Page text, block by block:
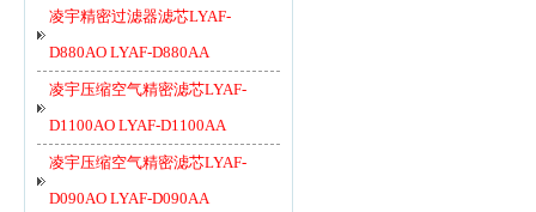
凌宇精密过滤器滤芯LYAF-
D880AO LYAF-D880AA
凌宇压缩空气精密滤芯LYAF-
D1100AO LYAF-D1100AA
凌宇压缩空气精密滤芯LYAF-
D090AO LYAF-D090AA